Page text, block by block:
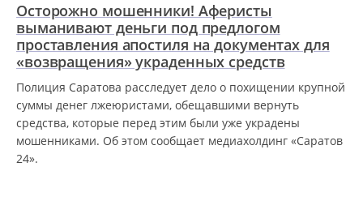
Осторожно мошенники! Аферисты
выманивают деньги под предлогом
проставления апостиля на документах для
«возвращения» украденных средств
Полиция Саратова расследует дело о похищении крупной
суммы денег лжеюристами, обещавшими вернуть
средства, которые перед этим были уже украдены
мошенниками. Об этом сообщает медиахолдинг «Саратов
24».